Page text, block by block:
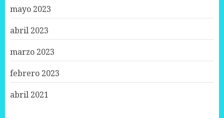
mayo 2023
abril 2023
marzo 2023
febrero 2023
abril 2021